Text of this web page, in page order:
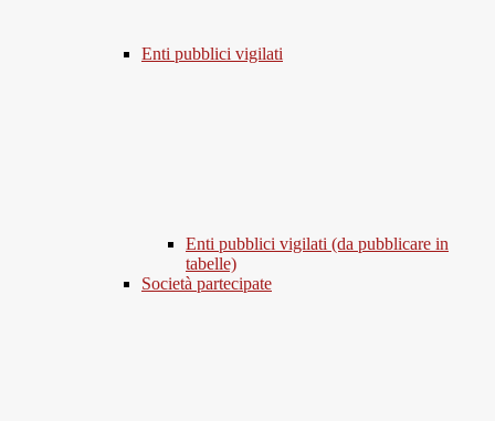
Enti pubblici vigilati
Enti pubblici vigilati (da pubblicare in
tabelle)
Società partecipate